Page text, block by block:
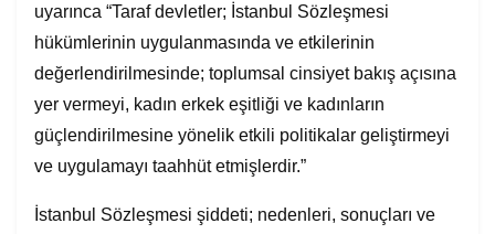
uyarınca “Taraf devletler; İstanbul Sözleşmesi
hükümlerinin uygulanmasında ve etkilerinin
değerlendirilmesinde; toplumsal cinsiyet bakış açısına
yer vermeyi, kadın erkek eşitliği ve kadınların
güçlendirilmesine yönelik etkili politikalar geliştirmeyi
ve uygulamayı taahhüt etmişlerdir.”
İstanbul Sözleşmesi şiddeti; nedenleri, sonuçları ve